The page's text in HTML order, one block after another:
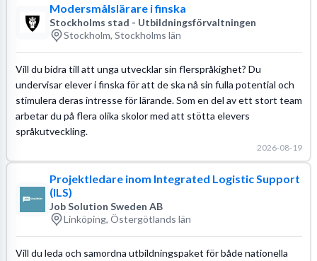
Modersmålslärare i finska
Stockholms stad - Utbildningsförvaltningen
Stockholm, Stockholms län
Vill du bidra till att unga utvecklar sin flerspråkighet? Du
undervisar elever i finska för att de ska nå sin fulla potential och
stimulera deras intresse för lärande. Som en del av ett stort team
arbetar du på flera olika skolor med att stötta elevers
språkutveckling.
2026-08-19
Projektledare inom Integrated Logistic Support
(ILS)
Job Solution Sweden AB
Linköping, Östergötlands län
Vill du leda och samordna utbildningspaket för både nationella